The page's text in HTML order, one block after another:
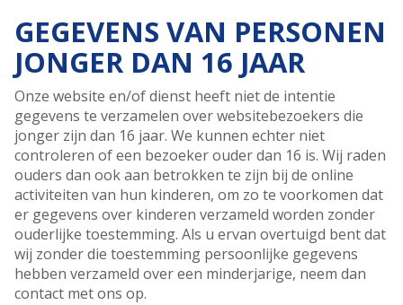
GEGEVENS VAN PERSONEN
JONGER DAN 16 JAAR
Onze website en/of dienst heeft niet de intentie
gegevens te verzamelen over websitebezoekers die
jonger zijn dan 16 jaar. We kunnen echter niet
controleren of een bezoeker ouder dan 16 is. Wij raden
ouders dan ook aan betrokken te zijn bij de online
activiteiten van hun kinderen, om zo te voorkomen dat
er gegevens over kinderen verzameld worden zonder
ouderlijke toestemming. Als u ervan overtuigd bent dat
wij zonder die toestemming persoonlijke gegevens
hebben verzameld over een minderjarige, neem dan
contact met ons op.